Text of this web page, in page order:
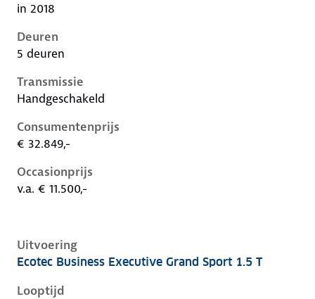
in 2018
Deuren
5 deuren
Transmissie
Handgeschakeld
Consumentenprijs
€ 32.849,-
Occasionprijs
v.a. € 11.500,-
Uitvoering
Opel Insignia b, grand sport 1.5 t, 103 kW, Benzine, 5
Ecotec Business Executive Grand Sport 1.5 T
Looptijd